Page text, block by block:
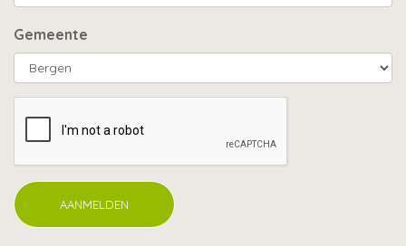
Gemeente